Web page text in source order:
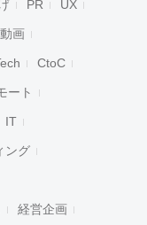
PR UX
動画
CtoC
ート
IT
ング
経営企画